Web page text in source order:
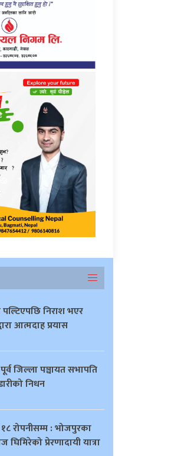
निराश भएर
आत्मदाह प्रयास
जिल्ला पञ्चायत सभापति
निधन
रोपनीसम्म : भोजपुरका
घिमिरेको प्रेरणादायी यात्रा